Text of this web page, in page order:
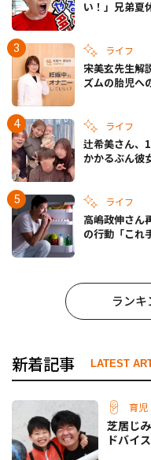
い！」兄弟夏
ライフ
宋美玄先生解
ズムの胎児へ
ライフ
辻希美さん、
かかるぶん彼
ライフ
高嶋政伸さん
の行動「これ
ランキ
新着記事 LATEST
育児
芝居じ
ドバイ